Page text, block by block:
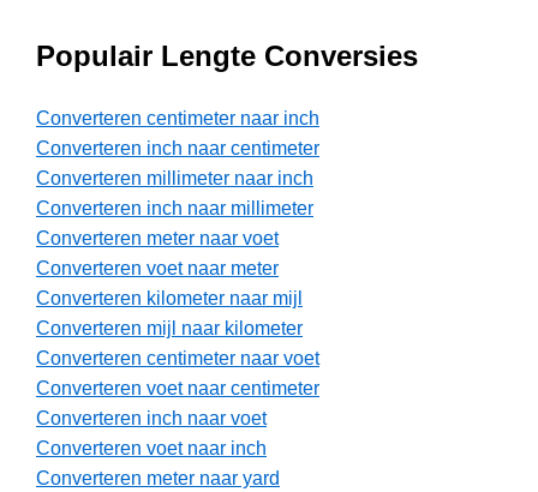
Populair Lengte Conversies
Converteren centimeter naar inch
Converteren inch naar centimeter
Converteren millimeter naar inch
Converteren inch naar millimeter
Converteren meter naar voet
Converteren voet naar meter
Converteren kilometer naar mijl
Converteren mijl naar kilometer
Converteren centimeter naar voet
Converteren voet naar centimeter
Converteren inch naar voet
Converteren voet naar inch
Converteren meter naar yard